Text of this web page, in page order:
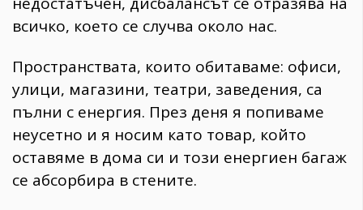
всичко, което се случва около нас.
Пространствата, които обитаваме: офиси,
улици, магазини, театри, заведения, са
пълни с енергия. През деня я попиваме
неусетно и я носим като товар, който
оставяме в дома си и този енергиен багаж
се абсорбира в стените.